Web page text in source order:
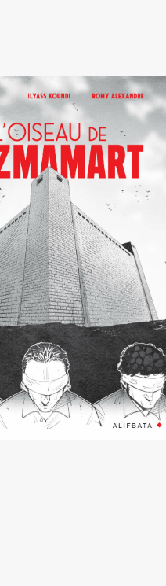
de Tazmamart
l'esprit critique n'existe
des machines à exécuter
les ordres. »